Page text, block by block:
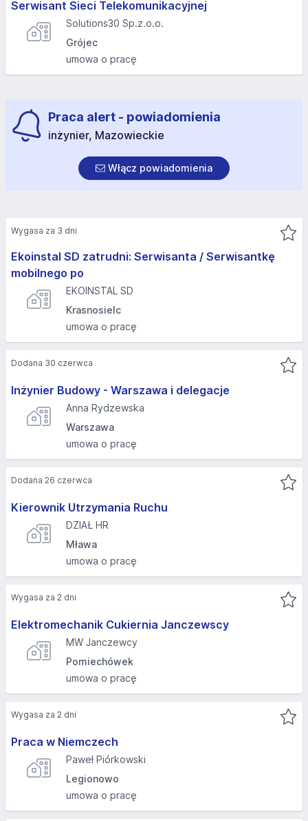
Serwisant Sieci Telekomunikacyjnej
Solutions30 Sp.z.o.o.
Grójec
umowa o pracę
Praca alert - powiadomienia
inżynier, Mazowieckie
Włącz powiadomienia
Ekoinstal SD zatrudni: Serwisanta / Serwisantkę
mobilnego po
EKOINSTAL SD
Krasnosielc
umowa o pracę
Wygasa za 3 dni
Inżynier Budowy - Warszawa i delegacje
Anna Rydzewska
Warszawa
umowa o pracę
Dodana 30 czerwca
Kierownik Utrzymania Ruchu
DZIAŁ HR
Mława
umowa o pracę
Dodana 26 czerwca
Elektromechanik Cukiernia Janczewscy
MW Janczewcy
Pomiechówek
umowa o pracę
Wygasa za 2 dni
Praca w Niemczech
Paweł Piórkowski
Legionowo
umowa o pracę
Wygasa za 2 dni